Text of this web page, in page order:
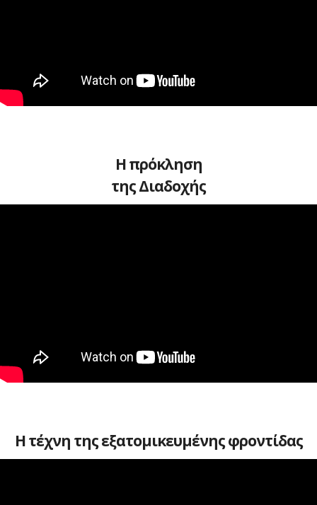
Η πρόκληση
της Διαδοχής
Η τέχνη της εξατομικευμένης φροντίδας